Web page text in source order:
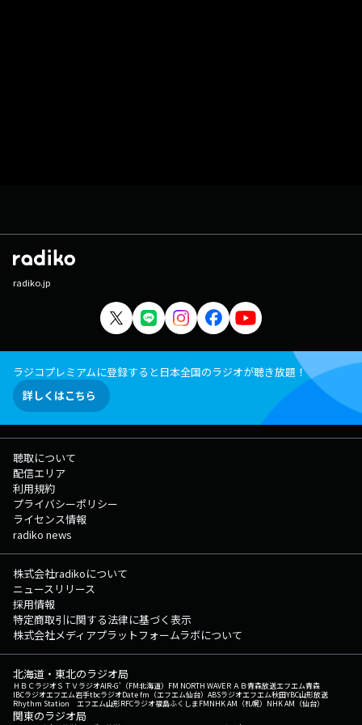
radiko.jp
ラジコプレミアムに登録すると日本全国のラジオが聴き放題！
詳しくはこちら
聴取について
配信エリア
利用規約
プライバシーポリシー
ライセンス情報
radiko news
株式会社radikoについて
ニュースリリース
採用情報
特定商取引に関する法律に基づく表示
株式会社メディアプラットフォームラボについて
北海道・東北のラジオ局
ＨＢＣラジオＳＴＶラジオAIR-G'（FM北海道） FM NORTH WAVEＲＡＢ青森放送エフエム青森
IBCラジオエフエム岩手tbcラジオDate fm（エフエム仙台） ABSラジオエフエム秋田YBC山形放送
Rhythm Station エフエム山形RFCラジオ福島ふくしまFMNHK AM（札幌） NHK AM（仙台）
関東のラジオ局